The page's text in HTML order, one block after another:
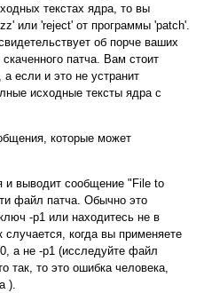
текстах ядра, то вы
или 'reject' от программы 'patch'.
об порче ваших
патча. Вам стоит
а если и это не устранит
исходные тексты ядра с
которые может
и выводит сообщение "File to
файл патча. Обычно это
-p1 или находитесь не в
случается, когда вы применяете
а не -p1 (исследуйте файл
так, то это ошибка человека,
).